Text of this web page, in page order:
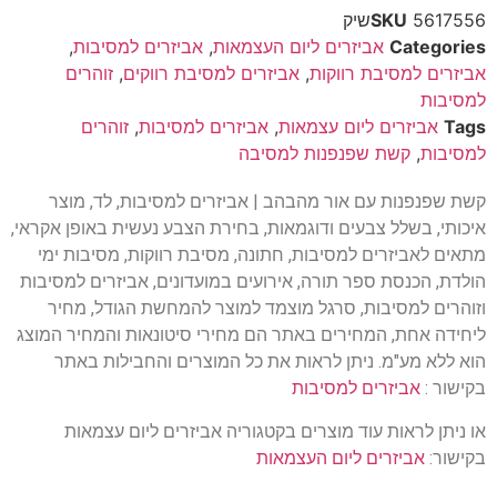
SKU 5617556שיק
Categories אביזרים ליום העצמאות, אביזרים למסיבות,
אביזרים למסיבת רווקות, אביזרים למסיבת רווקים, זוהרים
למסיבות
Tags אביזרים ליום עצמאות, אביזרים למסיבות, זוהרים
למסיבות, קשת שפנפנות למסיבה
קשת שפנפנות עם אור מהבהב | אביזרים למסיבות, לד, מוצר
איכותי, בשלל צבעים ודוגמאות, בחירת הצבע נעשית באופן אקראי,
מתאים לאביזרים למסיבות, חתונה, מסיבת רווקות, מסיבות ימי
הולדת, הכנסת ספר תורה, אירועים במועדונים, אביזרים למסיבות
וזוהרים למסיבות, סרגל מוצמד למוצר להמחשת הגודל, מחיר
ליחידה אחת, המחירים באתר הם מחירי סיטונאות והמחיר המוצג
הוא ללא מע"מ. ניתן לראות את כל המוצרים והחבילות באתר
בקישור : אביזרים למסיבות
או ניתן לראות עוד מוצרים בקטגוריה אביזרים ליום עצמאות
בקישור: אביזרים ליום העצמאות